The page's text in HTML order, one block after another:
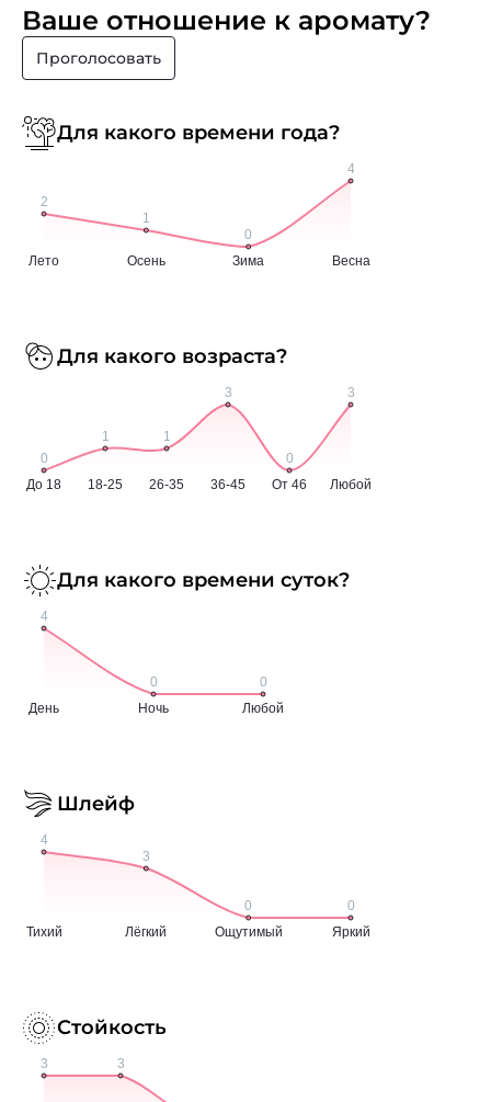
Ваше отношение к аромату?
Проголосовать
Для какого времени года?
Для какого возраста?
Для какого времени суток?
Шлейф
Стойкость